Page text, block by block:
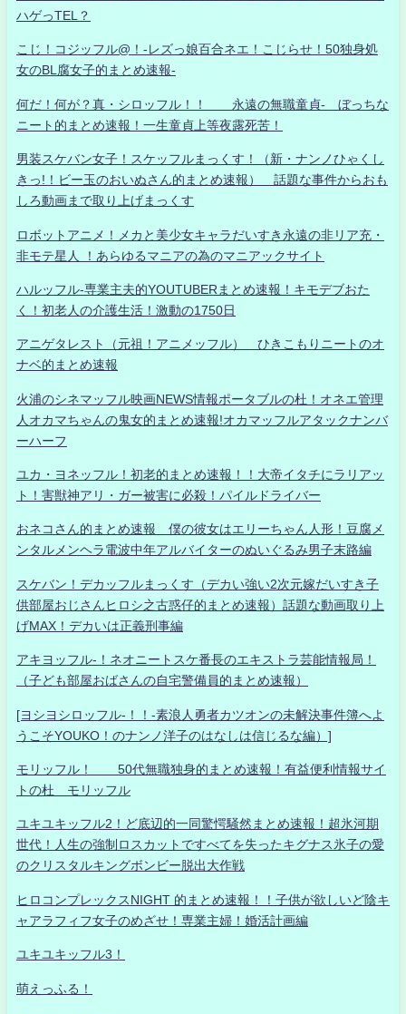
ハゲっTEL？
こじ！コジッフル@！-レズっ娘百合ネエ！こじらせ！50独身処
女のBL腐女子的まとめ速報-
何だ！何が？真・シロッフル！！ 永遠の無職童貞- ぼっちな
ニート的まとめ速報！一生童貞上等夜露死苦！
男装スケバン女子！スケッフルまっくす！（新・ナンノひゃくし
きっ!！ビー玉のおいぬさん的まとめ速報） 話題な事件からおも
しろ動画まで取り上げまっくす
ロボットアニメ！メカと美少女キャラだいすき永遠の非リア充・
非モテ星人 ！あらゆるマニアの為のマニアックサイト
ハルッフル-専業主夫的YOUTUBERまとめ速報！キモデブおた
く！初老人の介護生活！激動の1750日
アニゲタレスト（元祖！アニメッフル） ひきこもりニートのオ
ナベ的まとめ速報
火浦のシネマッフル映画NEWS情報ポータブルの杜！オネエ管理
人オカマちゃんの鬼女的まとめ速報!オカマッフルアタックナンバ
ーハーフ
ユカ・ヨネッフル！初老的まとめ速報！！大帝イタチにラリアッ
ト！害獣神アリ・ガー被害に必殺！パイルドライバー
おネコさん的まとめ速報 僕の彼女はエリーちゃん人形！豆腐メ
ンタルメンヘラ電波中年アルバイターのぬいぐるみ男子末路編
スケバン！デカッフルまっくす（デカい強い2次元嫁だいすき子
供部屋おじさんヒロシ之古惑仔的まとめ速報）話題な動画取り上
げMAX！デカいは正義刑事編
アキヨッフル-！ネオニートスケ番長のエキストラ芸能情報局！
（子ども部屋おばさんの自宅警備員的まとめ速報）
[ヨシヨシロッフル-！！-素浪人勇者カツオンの未解決事件簿へよ
うこそYOUKO！のナンノ洋子のはなしは信じるな編）]
モリッフル！ 50代無職独身的まとめ速報！有益便利情報サイ
トの杜 モリッフル
ユキユキッフル2！ど底辺的一同驚愕騒然まとめ速報！超氷河期
世代！人生の強制ロスカットですべてを失ったキグナス氷子の愛
のクリスタルキングボンビー脱出大作戦
ヒロコンプレックスNIGHT 的まとめ速報！！子供が欲しいど陰キ
ャアラフィフ女子のめざせ！専業主婦！婚活計画編
ユキユキッフル3！
萌えっふる！